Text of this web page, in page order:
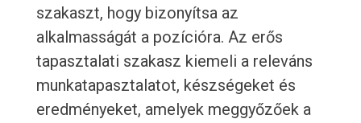
szakaszt, hogy bizonyítsa az
alkalmasságát a pozícióra. Az erős
tapasztalati szakasz kiemeli a releváns
munkatapasztalatot, készségeket és
eredményeket, amelyek meggyőzőek a